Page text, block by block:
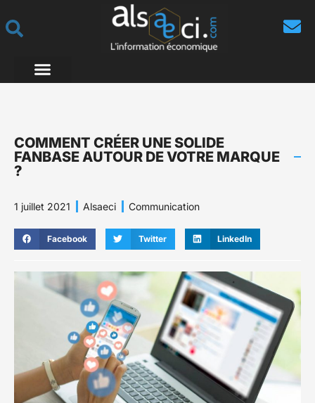
COMMENT CRÉER UNE SOLIDE
FANBASE AUTOUR DE VOTRE MARQUE
?
1 juillet 2021 Alsaeci Communication
Facebook Twitter LinkedIn